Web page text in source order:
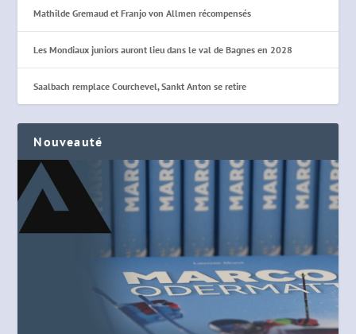
Mathilde Gremaud et Franjo von Allmen récompensés
Les Mondiaux juniors auront lieu dans le val de Bagnes en 2028
Saalbach remplace Courchevel, Sankt Anton se retire
Nouveauté